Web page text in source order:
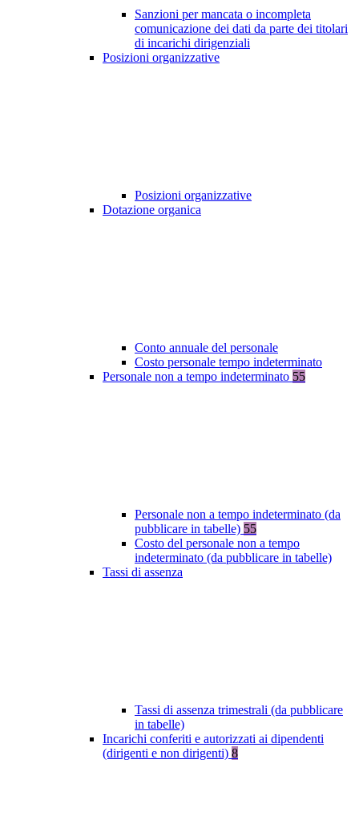
Sanzioni per mancata o incompleta
comunicazione dei dati da parte dei titolari
di incarichi dirigenziali
Posizioni organizzative
Posizioni organizzative
Dotazione organica
Conto annuale del personale
Costo personale tempo indeterminato
Personale non a tempo indeterminato 55
Personale non a tempo indeterminato (da
pubblicare in tabelle) 55
Costo del personale non a tempo
indeterminato (da pubblicare in tabelle)
Tassi di assenza
Tassi di assenza trimestrali (da pubblicare
in tabelle)
Incarichi conferiti e autorizzati ai dipendenti
(dirigenti e non dirigenti) 8